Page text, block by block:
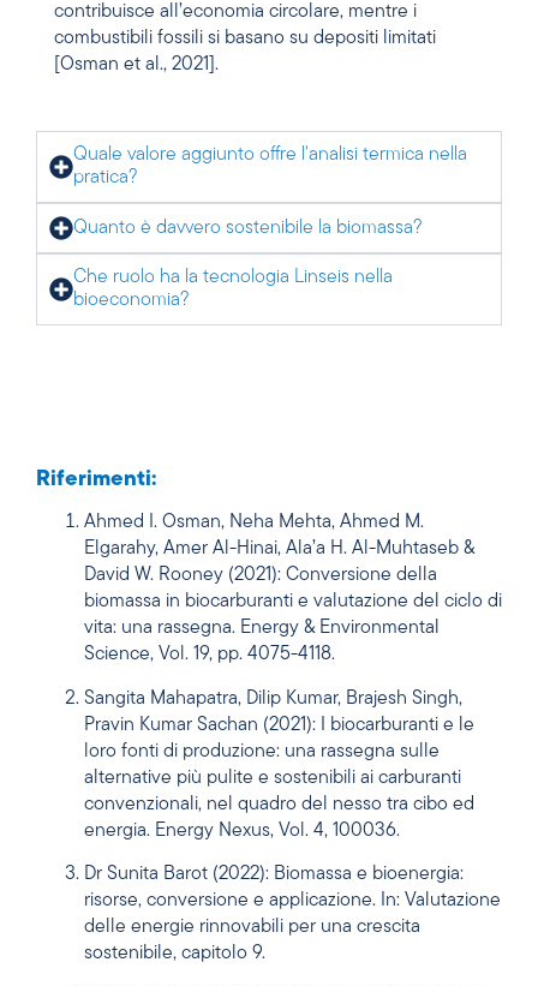
contribuisce all’economia circolare, mentre i
combustibili fossili si basano su depositi limitati
[Osman et al., 2021].
Quale valore aggiunto offre l'analisi termica nella
pratica?
Quanto è davvero sostenibile la biomassa?
Che ruolo ha la tecnologia Linseis nella
bioeconomia?
Riferimenti:
Ahmed I. Osman, Neha Mehta, Ahmed M.
Elgarahy, Amer Al-Hinai, Ala’a H. Al-Muhtaseb &
David W. Rooney (2021): Conversione della
biomassa in biocarburanti e valutazione del ciclo di
vita: una rassegna. Energy & Environmental
Science, Vol. 19, pp. 4075-4118.
Sangita Mahapatra, Dilip Kumar, Brajesh Singh,
Pravin Kumar Sachan (2021): I biocarburanti e le
loro fonti di produzione: una rassegna sulle
alternative più pulite e sostenibili ai carburanti
convenzionali, nel quadro del nesso tra cibo ed
energia. Energy Nexus, Vol. 4, 100036.
Dr Sunita Barot (2022): Biomassa e bioenergia:
risorse, conversione e applicazione. In: Valutazione
delle energie rinnovabili per una crescita
sostenibile, capitolo 9.